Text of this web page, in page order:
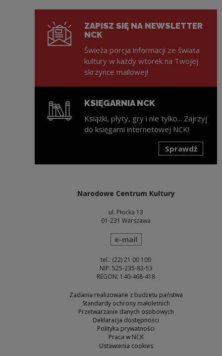
ZAPISZ SIĘ NA NEWSLETTER
NCK
Świeża porcja informacji ze świata
kultury w każdy wtorek na Twojej
skrzynce mailowej!
KSIĘGARNIA NCK
Książki, płyty, gry i nie tylko... Zajrzyj
do księgarni internetowej NCK!
Sprawdź
Narodowe Centrum Kultury
ul. Płocka 13
01-231 Warszawa
wyślij wiadomość
e-mail
tel.: (22) 21 00 100
NIP: 525-235-83-53
REGON: 140-468-418
Zadania realizowane z budżetu państwa
Standardy ochrony małoletnich
Przetwarzanie danych osobowych
Deklaracja dostępności
Polityka prywatności
Praca w NCK
Ustawienia cookies